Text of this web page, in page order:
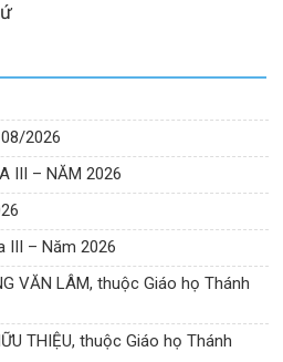
2026
III – NĂM 2026
III – Năm 2026
VĂN LÂM, thuộc Giáo họ Thánh
THIỆU, thuộc Giáo họ Thánh